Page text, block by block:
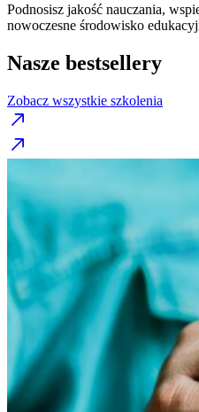
Podnosisz jakość nauczania,
nowoczesne środowisko
Nasze bestsellery
Zobacz wszystkie szkolenia